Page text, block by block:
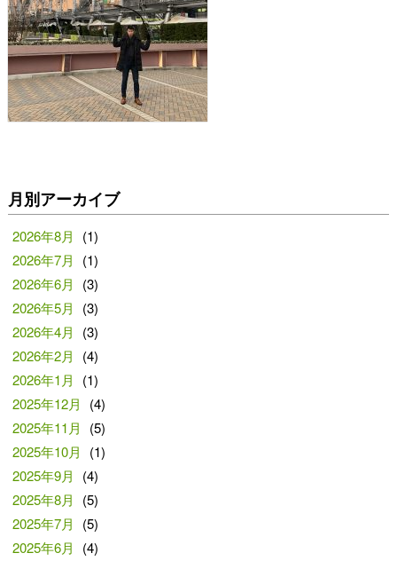
月別アーカイブ
2026年8月
(1)
2026年7月
(1)
2026年6月
(3)
2026年5月
(3)
2026年4月
(3)
2026年2月
(4)
2026年1月
(1)
2025年12月
(4)
2025年11月
(5)
2025年10月
(1)
2025年9月
(4)
2025年8月
(5)
2025年7月
(5)
2025年6月
(4)